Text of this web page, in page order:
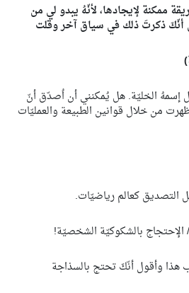
ممكنة لإيجادها، لأنّهُ يبدو لي من
أنّكَ ذكرتَ ذلك في سياق آخر وقلت
إسمهُ الخليّة. هل يُمكنني أن اُصدّق أنّ
من خلال قوانين الطبيعة والعمليّات
التصديق كعالم رياضيّات.
بالشكوكيّة الشخصيّة!
هذا وأقول أنّكَ تحتج بالسذاجة